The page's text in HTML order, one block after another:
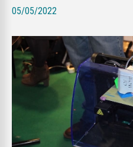
05/05/2022